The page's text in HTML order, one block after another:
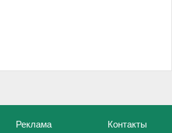
Реклама Контакты